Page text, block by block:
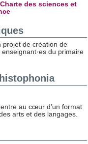
des sciences et
projet de création de
du primaire
au cœur d’un format
arts et des langages.